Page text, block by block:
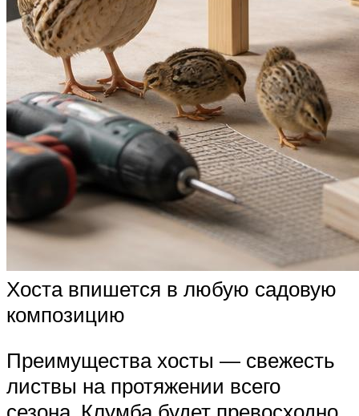
Хоста впишется в любую садовую
композицию
Преимущества хосты — свежесть
листвы на протяжении всего